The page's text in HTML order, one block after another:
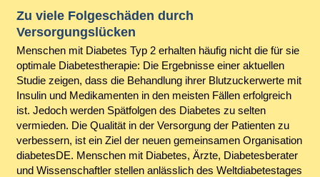
Zu viele Folgeschäden durch
Versorgungslücken
Menschen mit Diabetes Typ 2 erhalten häufig nicht die für sie
optimale Diabetestherapie: Die Ergebnisse einer aktuellen
Studie zeigen, dass die Behandlung ihrer Blutzuckerwerte mit
Insulin und Medikamenten in den meisten Fällen erfolgreich
ist. Jedoch werden Spätfolgen des Diabetes zu selten
vermieden. Die Qualität in der Versorgung der Patienten zu
verbessern, ist ein Ziel der neuen gemeinsamen Organisation
diabetesDE. Menschen mit Diabetes, Ärzte, Diabetesberater
und Wissenschaftler stellen anlässlich des Weltdiabetestages